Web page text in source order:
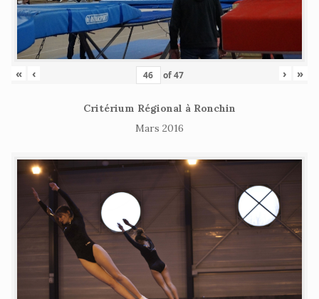
« ‹ of47 › »
Critérium Régional à Ronchin
Mars 2016